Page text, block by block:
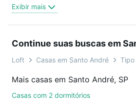
oferta ideal de Casas com 3
Santo André, SP para conquistar
sem compromisso e você ainda
46 mil corretores e imobiliárias
Como escolher um imóvel?
Exibir mais
Continue suas buscas em
Loft Casas em Santo André Tipo
Mais casas em Santo André, SP
Casas com 2 dormitórios